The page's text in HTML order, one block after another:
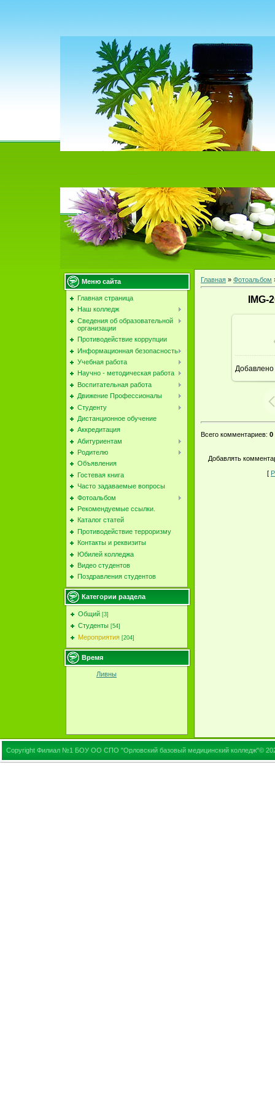
Меню сайта
Главная страница
Наш колледж
Сведения об образовательной
организации
Противодействие коррупции
Информационная безопасность
Учебная работа
Научно - методическая работа
Воспитательная работа
Движение Профессионалы
Студенту
Дистанционное обучение
Аккредитация
Абитуриентам
Родителю
Объявления
Гостевая книга
Часто задаваемые вопросы
Фотоальбом
Рекомендуемые ссылки.
Каталог статей
Противодействие терроризму
Контакты и реквизиты
Юбилей колледжа
Видео студентов
Поздравления студентов
Категории раздела
Общий [3]
Студенты [54]
Мероприятия [204]
Время
Ливны
Главная » Фотоальбом
В
Добавлено
Всего комментариев: 0
Добавлять
[
Copyright Филиал №1 БОУ ОО СПО "Орловский базовый медицинский колледж"©